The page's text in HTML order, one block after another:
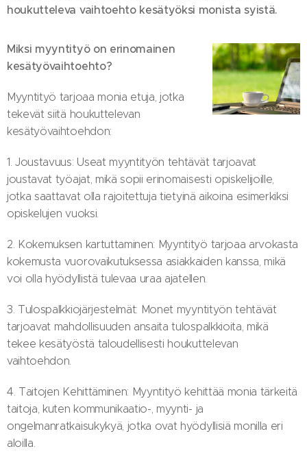
houkutteleva vaihtoehto kesätyöksi monista syistä.
Miksi myyntityö on erinomainen
kesätyövaihtoehto?
Myyntityö tarjoaa monia etuja, jotka
tekevät siitä houkuttelevan
kesätyövaihtoehdon:
1. Joustavuus: Useat myyntityön tehtävät tarjoavat
joustavat työajat, mikä sopii erinomaisesti opiskelijoille,
jotka saattavat olla rajoitettuja tietyinä aikoina esimerkiksi
opiskelujen vuoksi.
2. Kokemuksen kartuttaminen: Myyntityö tarjoaa arvokasta
kokemusta vuorovaikutuksessa asiakkaiden kanssa, mikä
voi olla hyödyllistä tulevaa uraa ajatellen.
3. Tulospalkkiojärjestelmät: Monet myyntityön tehtävät
tarjoavat mahdollisuuden ansaita tulospalkkioita, mikä
tekee kesätyöstä taloudellisesti houkuttelevan
vaihtoehdon.
4. Taitojen Kehittäminen: Myyntityö kehittää monia tärkeitä
taitoja, kuten kommunikaatio-, myynti- ja
ongelmanratkaisukykyä, jotka ovat hyödyllisiä monilla eri
aloilla.